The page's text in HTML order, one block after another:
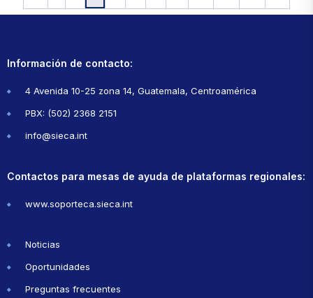
Información de contacto:
4 Avenida 10-25 zona 14, Guatemala, Centroamérica
PBX: (502) 2368 2151
info@sieca.int
Contactos para mesas de ayuda de plataformas regionales:
www.soporteca.sieca.int
Noticias
Oportunidades
Preguntas frecuentes